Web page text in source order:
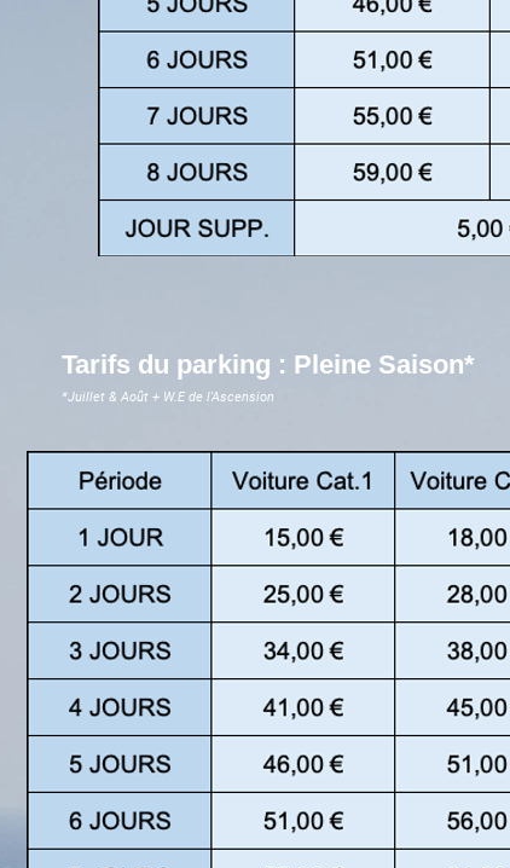
Tarifs du parking : Pleine Saison*
*Juillet & Août + W.E de l'Ascension